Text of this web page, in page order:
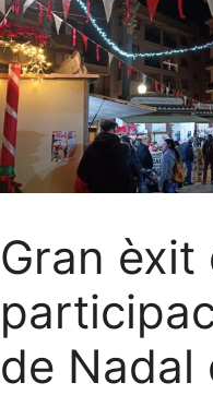
Gran èxit
de Nadal